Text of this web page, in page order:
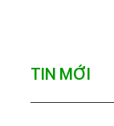
TIN MỚI